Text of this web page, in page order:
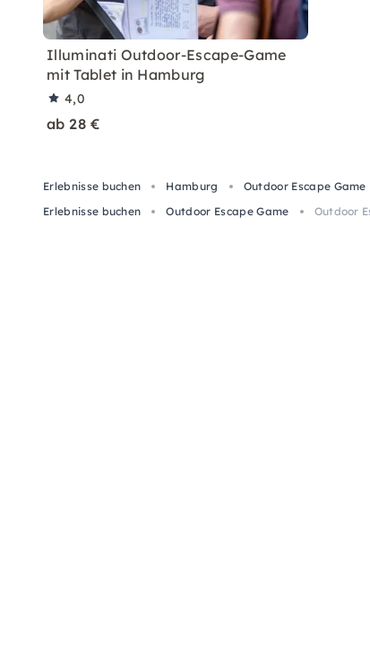
Illuminati Outdoor-Escape-Game
mit Tablet in Hamburg
4,0
ab 28 €
Erlebnisse buchen Hamburg Outdoor Escape
Erlebnisse buchen
Outdoor Escape Game Outdoor